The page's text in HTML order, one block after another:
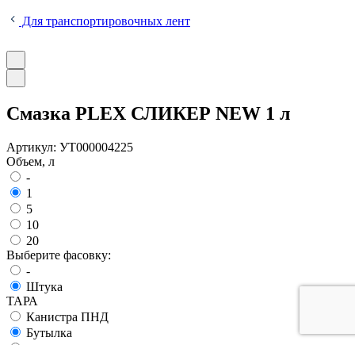
Для транспортировочных лент
Смазка PLEX СЛИКЕР NEW 1 л
Артикул: УТ000004225
Объем, л
-
1
5
10
20
Выберите фасовку:
-
Штука
ТАРА
Канистра ПНД
Бутылка